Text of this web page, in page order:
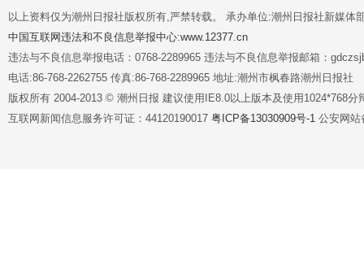
以上资料仅为潮州日报社版权所有,严禁转载。 承办单位:潮州日报社新媒体
中国互联网违法和不良信息举报中心:www.12377.cn
违法与不良信息举报电话：0768-2289965 违法与不良信息举报邮箱：
电话:86-768-2262755 传真:86-768-2289965 地址:潮州市枫春路潮州日报社
版权所有 2004-2013 © 潮州日报 建议使用IE8.0以上版本及使用1024*768分
互联网新闻信息服务许可证：44120190017 粤ICP备13030909号-1 公安网站